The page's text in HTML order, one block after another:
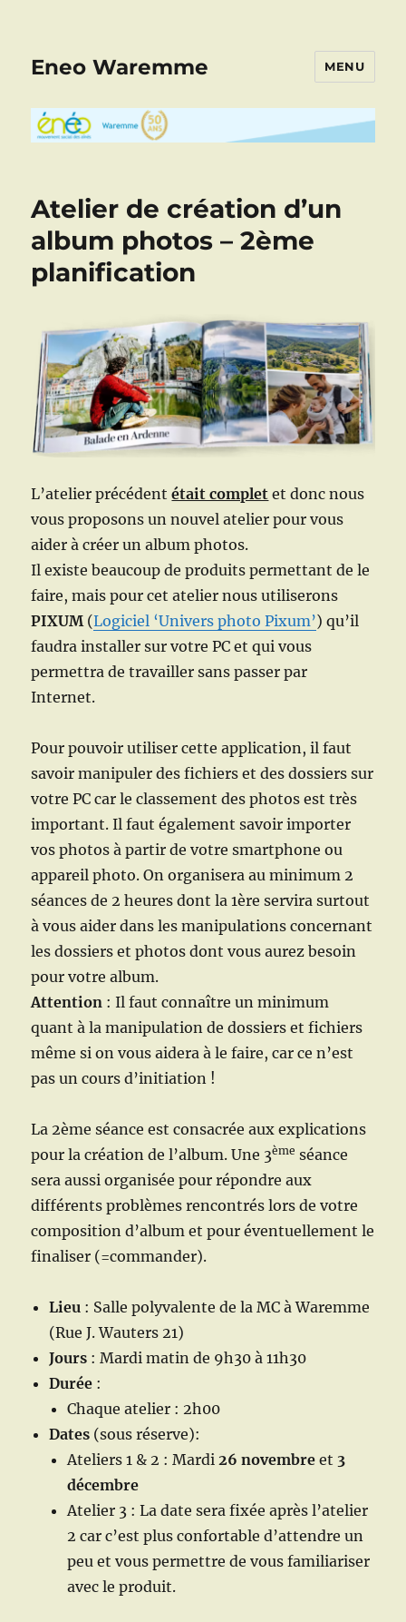
Eneo Waremme MENU
Atelier de création d’un
album photos – 2ème
planification
L’atelier précédentétait complet et donc nous
vous proposons un nouvel atelier pour vous
aider à créer un album photos.
Il existe beaucoup de produits permettant de le
faire, mais pour cet atelier nous utiliserons
PIXUM(Logiciel ‘Univers photo Pixum’) qu’il
faudra installer sur votre PC et qui vous
permettra de travailler sans passer par
Internet.
Pour pouvoir utiliser cette application, il faut
savoir manipuler des fichiers et des dossiers sur
votre PC car le classement des photos est très
important. Il faut également savoir importer
vos photos à partir de votre smartphone ou
appareil photo. On organisera au minimum 2
séances de 2 heures dont la 1ère servira surtout
à vous aider dans les manipulations concernant
les dossiers et photos dont vous aurez besoin
pour votre album.
Attention : Il faut connaître un minimum
quant à la manipulation de dossiers et fichiers
même si on vous aidera à le faire, car ce n’est
pas un cours d’initiation !
La 2ème séance est consacrée aux explications
pour la création de l’album. Une 3ème séance
sera aussi organisée pour répondre aux
différents problèmes rencontrés lors de votre
composition d’album et pour éventuellement le
finaliser (=commander).
Lieu : Salle polyvalente de la MC à Waremme
(Rue J. Wauters 21)
Jours : Mardi matin de 9h30 à 11h30
Durée :
Chaque atelier : 2h00
Dates (sous réserve):
Ateliers 1 & 2 : Mardi26 novembre et 3
décembre
Atelier 3 : La date sera fixée après l’atelier
2 car c’est plus confortable d’attendre un
peu et vous permettre de vous familiariser
avec le produit.